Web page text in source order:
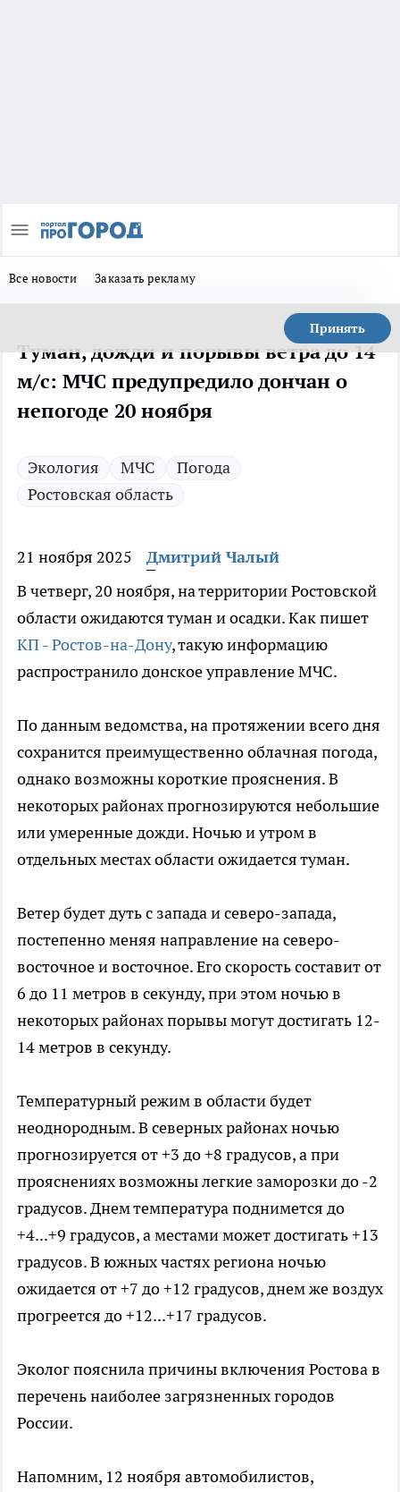
Все новости Заказать рекламу
Принять
Туман, дожди и порывы ветра до 14
м/с: МЧС предупредило дончан о
непогоде 20 ноября
Экология МЧС
Погода
Ростовская область
21 ноября 2025
Дмитрий Чалый
В четверг, 20 ноября, на территории Ростовской
области ожидаются туман и осадки. Как пишет
КП - Ростов-на-Дону, такую информацию
распространило донское управление МЧС.
По данным ведомства, на протяжении всего дня
сохранится преимущественно облачная погода,
однако возможны короткие прояснения. В
некоторых районах прогнозируются небольшие
или умеренные дожди. Ночью и утром в
отдельных местах области ожидается туман.
Ветер будет дуть с запада и северо-запада,
постепенно меняя направление на северо-
восточное и восточное. Его скорость составит от
6 до 11 метров в секунду, при этом ночью в
некоторых районах порывы могут достигать 12-
14 метров в секунду.
Температурный режим в области будет
неоднородным. В северных районах ночью
прогнозируется от +3 до +8 градусов, а при
прояснениях возможны легкие заморозки до -2
градусов. Днем температура поднимется до
+4...+9 градусов, а местами может достигать +13
градусов. В южных частях региона ночью
ожидается от +7 до +12 градусов, днем же воздух
прогреется до +12...+17 градусов.
Эколог пояснила причины включения Ростова в
перечень наиболее загрязненных городов
России.
Напомним, 12 ноября автомобилистов,